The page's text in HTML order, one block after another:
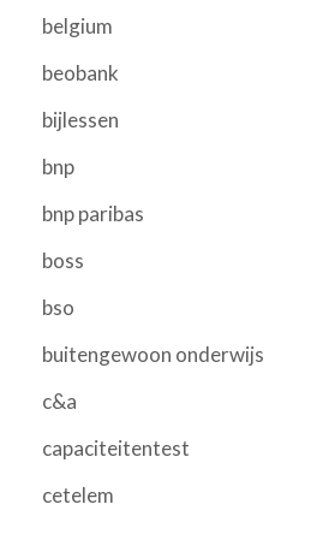
belgium
beobank
bijlessen
bnp
bnp paribas
boss
bso
buitengewoon onderwijs
c&a
capaciteitentest
cetelem